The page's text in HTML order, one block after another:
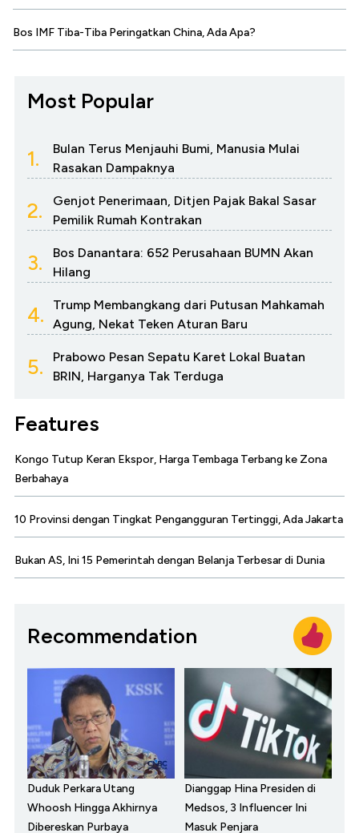
Bos IMF Tiba-Tiba Peringatkan China, Ada Apa?
Most Popular
1.
Bulan Terus Menjauhi Bumi, Manusia Mulai
Rasakan Dampaknya
2.
Genjot Penerimaan, Ditjen Pajak Bakal Sasar
Pemilik Rumah Kontrakan
3.
Bos Danantara: 652 Perusahaan BUMN Akan
Hilang
4.
Trump Membangkang dari Putusan Mahkamah
Agung, Nekat Teken Aturan Baru
5.
Prabowo Pesan Sepatu Karet Lokal Buatan
BRIN, Harganya Tak Terduga
Features
Kongo Tutup Keran Ekspor, Harga Tembaga Terbang ke Zona
Berbahaya
10 Provinsi dengan Tingkat Pengangguran Tertinggi, Ada Jakarta
Bukan AS, Ini 15 Pemerintah dengan Belanja Terbesar di Dunia
Recommendation
Duduk Perkara Utang
Whoosh Hingga Akhirnya
Dibereskan Purbaya
Dianggap Hina Presiden di
Medsos, 3 Influencer Ini
Masuk Penjara